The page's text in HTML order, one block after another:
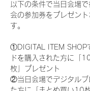
以下の条件で当日会場
会の参加券をプレゼン
す。
①DIGITAL ITEM SHOP
ドを購入された方に「
枚」プレゼント
②当日会場でデジタルブ